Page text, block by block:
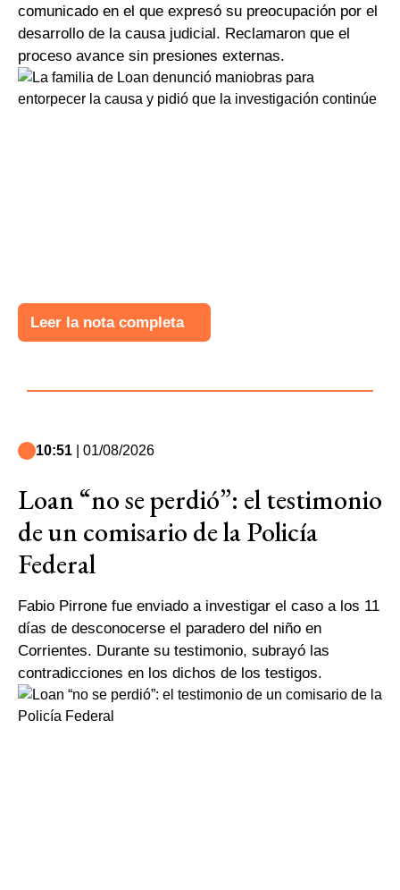
comunicado en el que expresó su preocupación por el
desarrollo de la causa judicial. Reclamaron que el
proceso avance sin presiones externas.
Leer la nota completa
10:51 | 01/08/2026
Loan “no se perdió”: el testimonio
de un comisario de la Policía
Federal
Fabio Pirrone fue enviado a investigar el caso a los 11
días de desconocerse el paradero del niño en
Corrientes. Durante su testimonio, subrayó las
contradicciones en los dichos de los testigos.